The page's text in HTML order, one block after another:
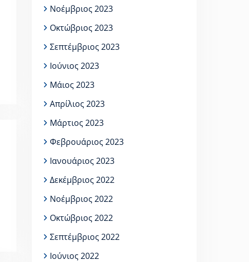
Νοέμβριος 2023
Οκτώβριος 2023
Σεπτέμβριος 2023
Ιούνιος 2023
Μάιος 2023
Απρίλιος 2023
Μάρτιος 2023
Φεβρουάριος 2023
Ιανουάριος 2023
Δεκέμβριος 2022
Νοέμβριος 2022
Οκτώβριος 2022
Σεπτέμβριος 2022
Ιούνιος 2022